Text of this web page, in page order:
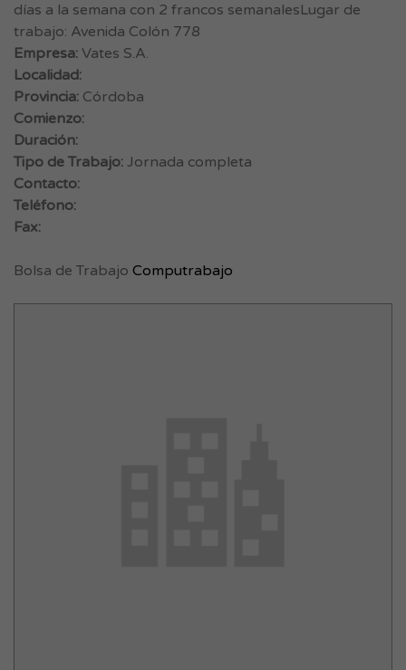
días a la semana con 2 francos semanalesLugar de
trabajo: Avenida Colón 778
Empresa: Vates S.A.
Localidad:
Provincia: Córdoba
Comienzo:
Duración:
Tipo de Trabajo: Jornada completa
Contacto:
Teléfono:
Fax:
Bolsa de Trabajo Computrabajo